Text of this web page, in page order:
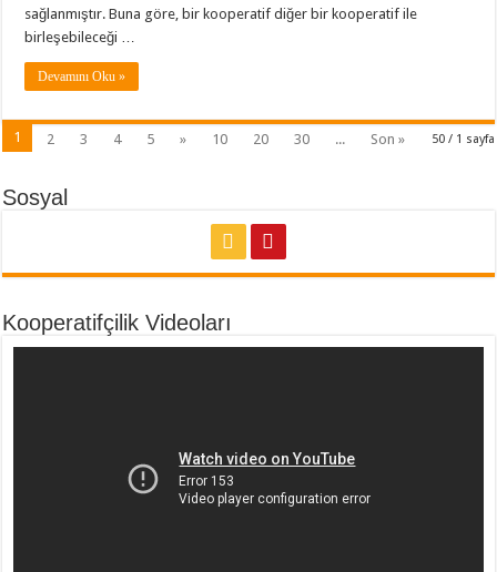
sağlanmıştır. Buna göre, bir kooperatif diğer bir kooperatif ile
birleşebileceği …
Devamını Oku »
50 / 1 sayfa
1 2 3 4 5 » 10 20 30 ... Son »
Sosyal
Kooperatifçilik Videoları